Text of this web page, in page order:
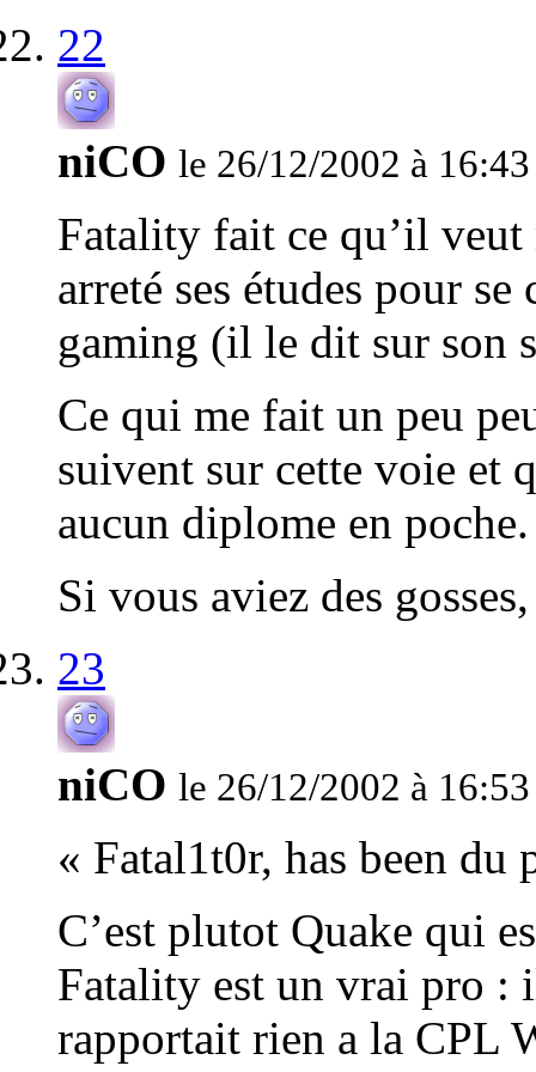
22
niCO le 26/12/2002 à 16:43
Fatality fait ce qu’il
arreté ses études pour
gaming (il le dit sur son
Ce qui me fait un peu
suivent sur cette voie et
aucun diplome en poche.
Si vous aviez des
23
niCO le 26/12/2002 à 16:53
« Fatal1t0r, has been du
C’est plutot Quake qui
Fatality est un vrai pro :
rapportait rien a la CPL